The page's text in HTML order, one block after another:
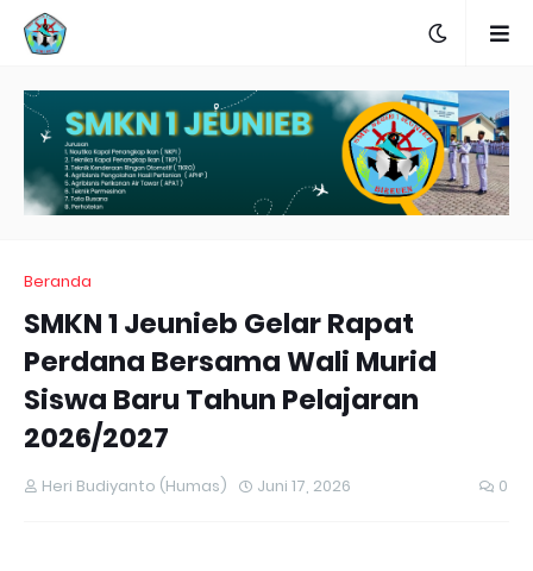
Beranda
SMKN 1 Jeunieb Gelar Rapat
Perdana Bersama Wali Murid
Siswa Baru Tahun Pelajaran
2026/2027
Heri Budiyanto (Humas) Juni 17, 2026 0